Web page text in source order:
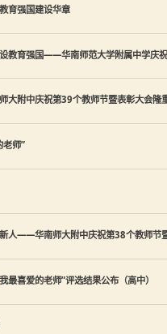
育强国建设华章
教育强国——华南师范大学附属中学庆
附中庆祝第39个教师节暨表彰大会隆
老师”
人——华南师大附中庆祝第38个教师节
喜爱的老师”评选结果公布（高中）